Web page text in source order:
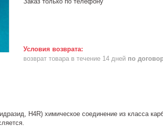
возврат товара в течение 14 дней по
H4R) химическое соединение из класса